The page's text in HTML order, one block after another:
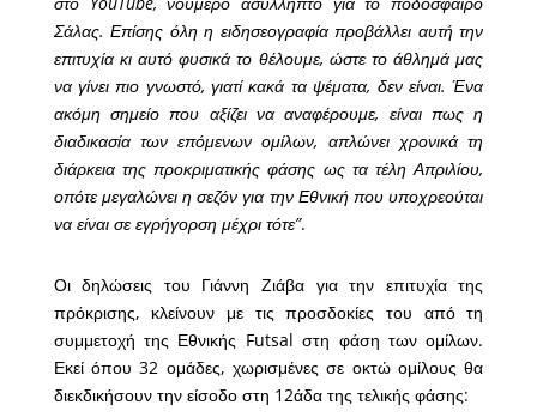
Σάλας. Επίσης όλη η ειδησεογραφία προβάλλει αυτή την
επιτυχία κι αυτό φυσικά το θέλουμε, ώστε το άθλημά μας
να γίνει πιο γνωστό, γιατί κακά τα ψέματα, δεν είναι. Ένα
ακόμη σημείο που αξίζει να αναφέρουμε, είναι πως η
διαδικασία των επόμενων ομίλων, απλώνει χρονικά τη
διάρκεια της προκριματικής φάσης ως τα τέλη Απριλίου,
οπότε μεγαλώνει η σεζόν για την Εθνική που υποχρεούται
να είναι σε εγρήγορση μέχρι τότε”.
Οι δηλώσεις του Γιάννη Ζιάβα για την επιτυχία της
πρόκρισης, κλείνουν με τις προσδοκίες του από τη
συμμετοχή της Εθνικής Futsal στη φάση των ομίλων.
Εκεί όπου 32 ομάδες, χωρισμένες σε οκτώ ομίλους θα
διεκδικήσουν την είσοδο στη 12άδα της τελικής φάσης: